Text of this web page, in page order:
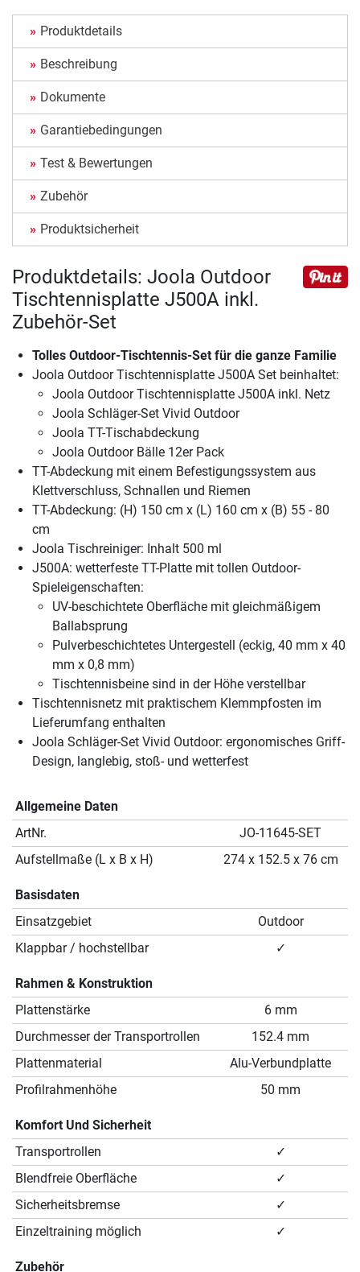
Produktdetails
Beschreibung
Dokumente
Garantiebedingungen
Test & Bewertungen
Zubehör
Produktsicherheit
Produktdetails: Joola Outdoor
Tischtennisplatte J500A inkl.
Zubehör-Set
Tolles Outdoor-Tischtennis-Set für die ganze Familie
Joola Outdoor Tischtennisplatte J500A Set beinhaltet:
Joola Outdoor Tischtennisplatte J500A inkl. Netz
Joola Schläger-Set Vivid Outdoor
Joola TT-Tischabdeckung
Joola Outdoor Bälle 12er Pack
TT-Abdeckung mit einem Befestigungssystem aus
Klettverschluss, Schnallen und Riemen
TT-Abdeckung: (H) 150 cm x (L) 160 cm x (B) 55 - 80
cm
Joola Tischreiniger: Inhalt 500 ml
J500A: wetterfeste TT-Platte mit tollen Outdoor-
Spieleigenschaften:
UV-beschichtete Oberfläche mit gleichmäßigem
Ballabsprung
Pulverbeschichtetes Untergestell (eckig, 40 mm x 40
mm x 0,8 mm)
Tischtennisbeine sind in der Höhe verstellbar
Tischtennisnetz mit praktischem Klemmpfosten im
Lieferumfang enthalten
Joola Schläger-Set Vivid Outdoor: ergonomisches Griff-
Design, langlebig, stoß- und wetterfest
Allgemeine Daten
ArtNr.
JO-11645-SET
Aufstellmaße (L x B x H)
274 x 152.5 x 76 cm
Basisdaten
Einsatzgebiet
Outdoor
Klappbar / hochstellbar
✓
Rahmen & Konstruktion
Plattenstärke
6 mm
Durchmesser der Transportrollen
152.4 mm
Plattenmaterial
Alu-Verbundplatte
Profilrahmenhöhe
50 mm
Komfort Und Sicherheit
Transportrollen
✓
Blendfreie Oberfläche
✓
Sicherheitsbremse
✓
Einzeltraining möglich
✓
Zubehör